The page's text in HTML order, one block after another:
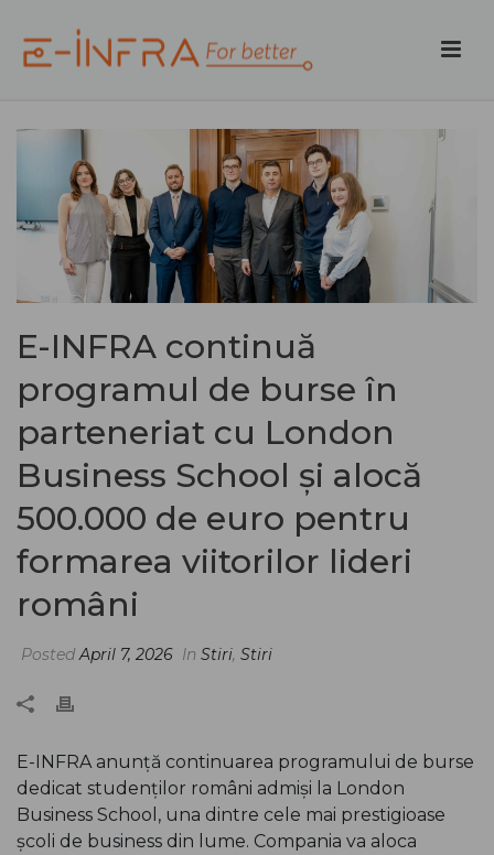
E-INFRA continuă
programul de burse în
parteneriat cu London
Business School și alocă
500.000 de euro pentru
formarea viitorilor lideri
români
PostedApril 7, 2026 In Stiri, Stiri
E-INFRA anunță continuarea programului de burse
dedicat studenților români admiși la London
Business School, una dintre cele mai prestigioase
școli de business din lume. Compania va aloca